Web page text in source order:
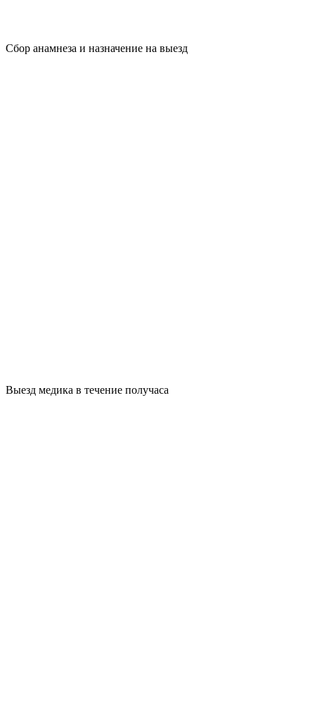
Сбор анамнеза и назначение на выезд
Выезд медика в течение получаса